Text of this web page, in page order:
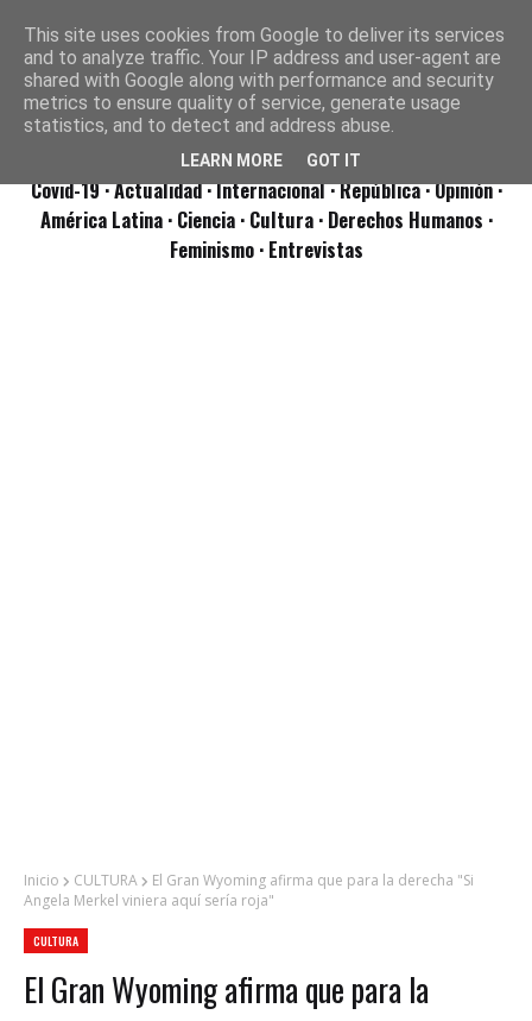
Covid-19· Actualidad· Internacional· República· Opinión·
América Latina · Ciencia · Cultura · Derechos Humanos ·
Feminismo · Entrevistas
Inicio CULTURA
El Gran Wyoming afirma que para la derecha "Si
Angela Merkel viniera aquí sería roja"
CULTURA
El Gran Wyoming afirma que para la
This site uses cookies from Google to deliver its services
and to analyze traffic. Your IP address and user-agent are
shared with Google along with performance and security
metrics to ensure quality of service, generate usage
statistics, and to detect and address abuse.
LEARN MORE GOT IT